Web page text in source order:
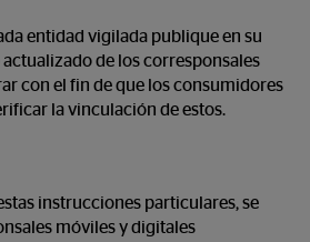
entidad vigilada publique en su
de los corresponsales
con el fin de que los consumidores
la vinculación de estos.
instrucciones particulares, se
móviles y digitales